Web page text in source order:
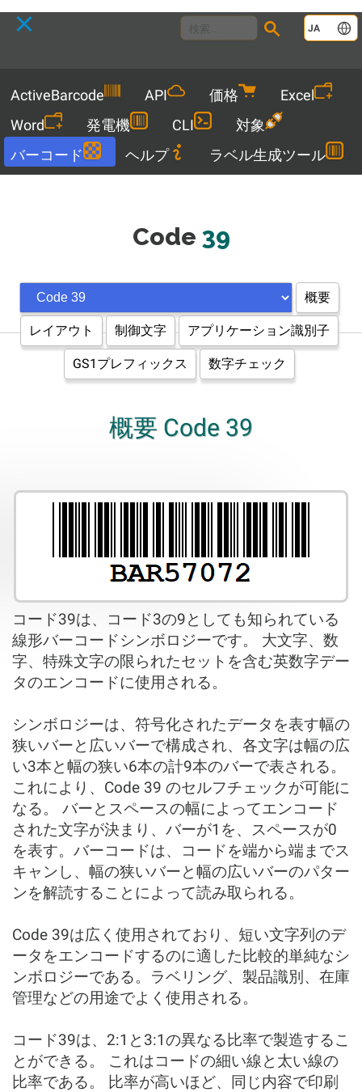
JA
ActiveBarcode API 価格
Excel
Word
発電機 CLI
対象
バーコード
ヘルプ ラベル生成ツール
Code 39
概要
レイアウト 制御文字 アプリケーション識別子
GS1プレフィックス 数字チェック
概要 Code 39
コード39は、コード3の9としても知られている
線形バーコードシンボロジーです。 大文字、数
字、特殊文字の限られたセットを含む英数字デー
タのエンコードに使用される。
シンボロジーは、符号化されたデータを表す幅の
狭いバーと広いバーで構成され、各文字は幅の広
い3本と幅の狭い6本の計9本のバーで表される。
これにより、Code 39 のセルフチェックが可能に
なる。 バーとスペースの幅によってエンコード
された文字が決まり、バーが1を、スペースが0
を表す。バーコードは、コードを端から端までス
キャンし、幅の狭いバーと幅の広いバーのパター
ンを解読することによって読み取られる。
Code 39は広く使用されており、短い文字列のデ
ータをエンコードするのに適した比較的単純なシ
ンボロジーである。ラベリング、製品識別、在庫
管理などの用途でよく使用される。
コード39は、2:1と3:1の異なる比率で製造するこ
とができる。 これはコードの細い線と太い線の
比率である。 比率が高いほど、同じ内容で印刷